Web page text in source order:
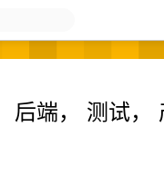
后端， 测试，